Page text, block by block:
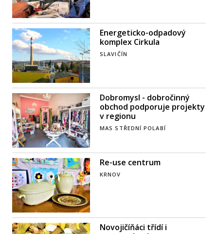
Energeticko-odpadový
komplex Cirkula
SLAVIČÍN
Dobromysl - dobročinný
obchod podporuje projekty
v regionu
MAS STŘEDNÍ POLABÍ
Re-use centrum
KRNOV
Novojičíňáci třídí i